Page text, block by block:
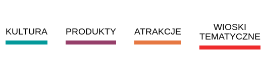
KULTURA PRODUKTY ATRAKCJE
WIOSKI
TEMATYCZNE